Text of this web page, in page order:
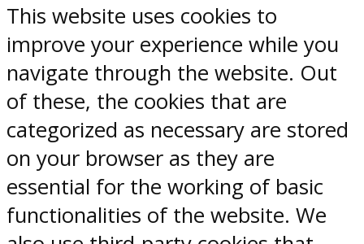
This website uses cookies to
improve your experience while you
navigate through the website. Out
of these, the cookies that are
categorized as necessary are stored
on your browser as they are
essential for the working of basic
functionalities of the website. We